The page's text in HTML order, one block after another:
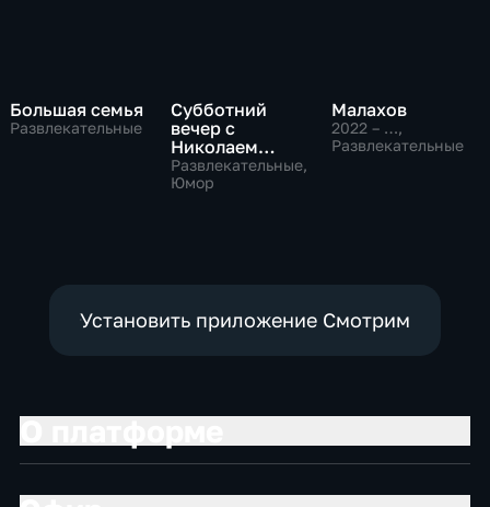
Большая семья
Развлекательные
Субботний
вечер с
Николаем
Басковым
Развлекательные,
Юмор
Малахов
2022 – …,
Развлекательные
Установить приложение Смотрим